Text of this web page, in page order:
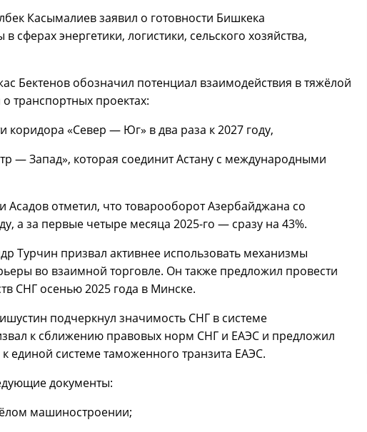
Касымалиев заявил о готовности Бишкека
сферах энергетики, логистики, сельского хозяйства,
Бектенов обозначил потенциал взаимодействия в тяжёлой
транспортных проектах:
коридора «Север — Юг» в два раза к 2027 году,
— Запад», которая соединит Астану с международными
отметил, что товарооборот Азербайджана со
а за первые четыре месяца 2025-го — сразу на 43%.
Турчин призвал активнее использовать механизмы
во взаимной торговле. Он также предложил провести
СНГ осенью 2025 года в Минске.
подчеркнул значимость СНГ в системе
к сближению правовых норм СНГ и ЕАЭС и предложил
единой системе таможенного транзита ЕАЭС.
документы:
машиностроении;